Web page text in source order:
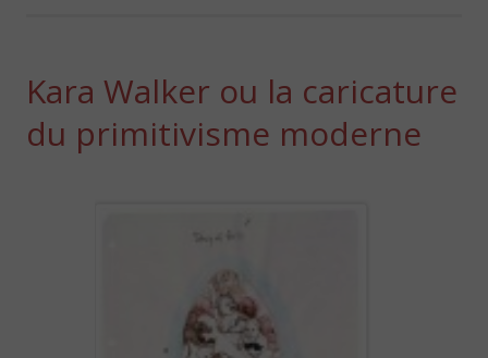
Kara Walker ou la caricature
du primitivisme moderne